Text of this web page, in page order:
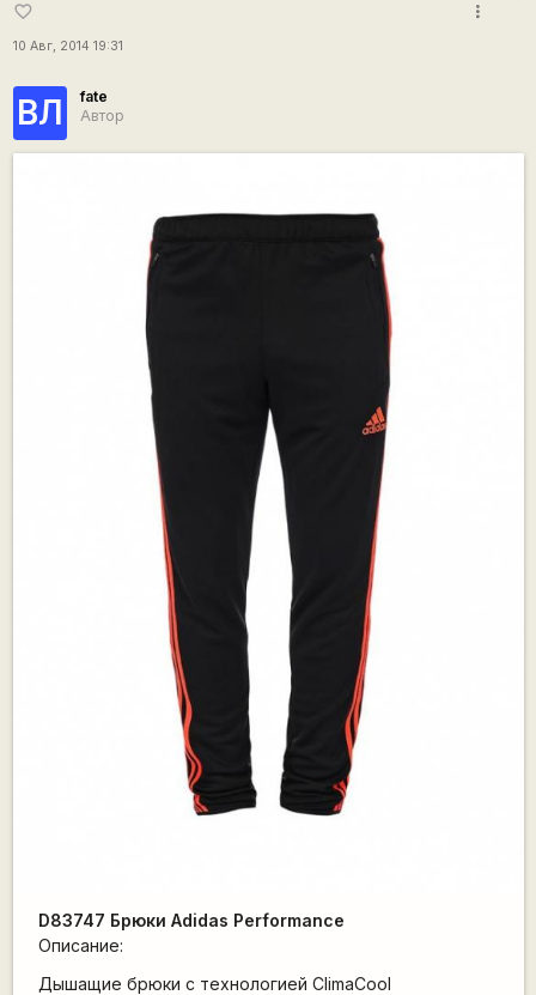
favorite_border
10 Авг, 2014 19:31
more_vert
ВЛ
fate
Автор
D83747 Брюки Adidas Performance
Описание:
Дышащие брюки с технологией ClimaCool